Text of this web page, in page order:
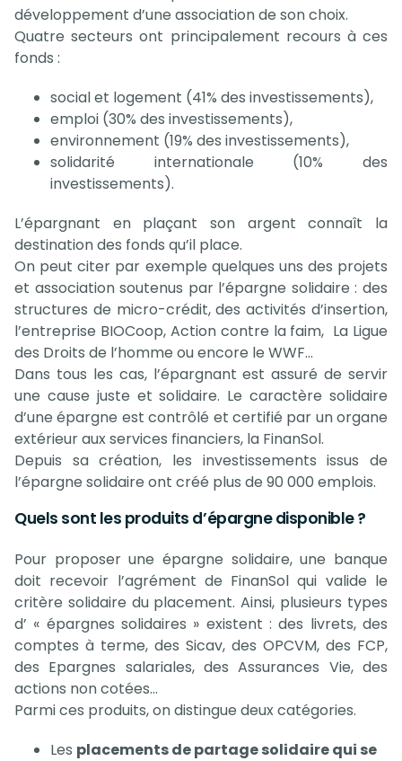
développement d’une association de son choix.
Quatre secteurs ont principalement recours à ces
fonds :
social et logement (41% des investissements),
emploi (30% des investissements),
environnement (19% des investissements),
solidarité internationale (10% des
investissements).
L’épargnant en plaçant son argent connaît la
destination des fonds qu’il place.
On peut citer par exemple quelques uns des projets
et association soutenus par l’épargne solidaire : des
structures de micro-crédit, des activités d’insertion,
l’entreprise BIOCoop, Action contre la faim, La Ligue
des Droits de l’homme ou encore le WWF…
Dans tous les cas, l’épargnant est assuré de servir
une cause juste et solidaire. Le caractère solidaire
d’une épargne est contrôlé et certifié par un organe
extérieur aux services financiers, la FinanSol.
Depuis sa création, les investissements issus de
l’épargne solidaire ont créé plus de 90 000 emplois.
Quels sont les produits d’épargne disponible ?
Pour proposer une épargne solidaire, une banque
doit recevoir l’agrément de FinanSol qui valide le
critère solidaire du placement. Ainsi, plusieurs types
d’ « épargnes solidaires » existent : des livrets, des
comptes à terme, des Sicav, des OPCVM, des FCP,
des Epargnes salariales, des Assurances Vie, des
actions non cotées…
Parmi ces produits, on distingue deux catégories.
Les placements de partage solidaire qui se